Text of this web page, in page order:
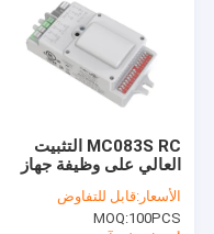
برنامج VR
حولنا
مراقبة الجودة
اتصل بنا
MC083S RC التثبيت
العالي على وظيفة جهاز
التحكم عن بعد
الأسعار:قابل للتفاوض
MOQ:100PCS